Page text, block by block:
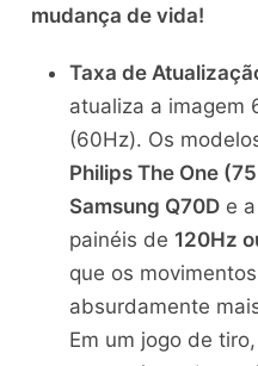
mudança de vida!
Taxa de
atualiza a imagem
(60Hz). Os
Philips The One
Samsung Q70De a
painéis de 120Hz
que os
absurdamente
Em um jogo de